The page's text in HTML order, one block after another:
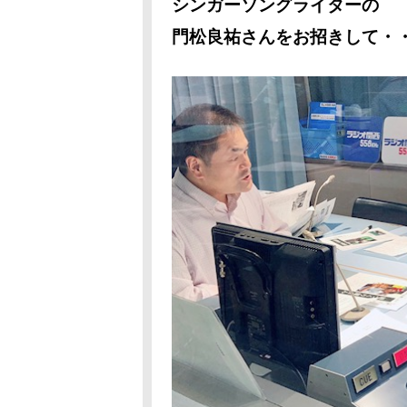
シンガーソングライターの
門松良祐さんをお招きして・